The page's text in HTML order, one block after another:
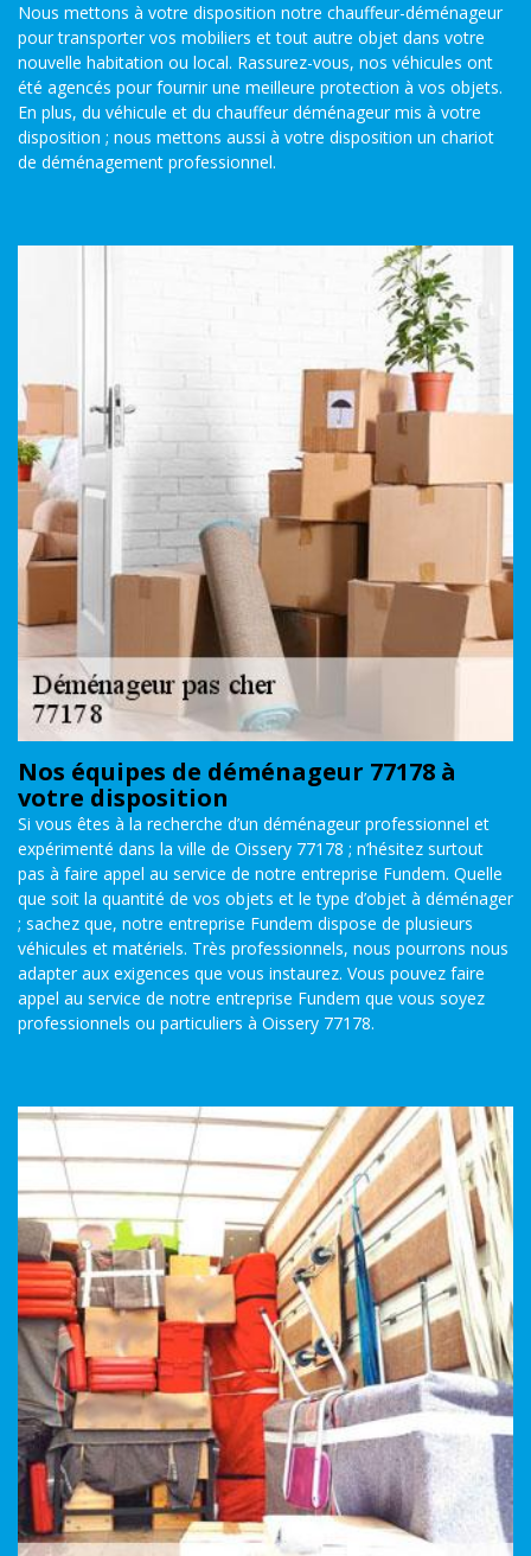
Nous mettons à votre disposition notre chauffeur-déménageur
pour transporter vos mobiliers et tout autre objet dans votre
nouvelle habitation ou local. Rassurez-vous, nos véhicules ont
été agencés pour fournir une meilleure protection à vos objets.
En plus, du véhicule et du chauffeur déménageur mis à votre
disposition ; nous mettons aussi à votre disposition un chariot
de déménagement professionnel.
Nos équipes de déménageur 77178 à
votre disposition
Si vous êtes à la recherche d’un déménageur professionnel et
expérimenté dans la ville de Oissery 77178 ; n’hésitez surtout
pas à faire appel au service de notre entreprise Fundem. Quelle
que soit la quantité de vos objets et le type d’objet à déménager
; sachez que, notre entreprise Fundem dispose de plusieurs
véhicules et matériels. Très professionnels, nous pourrons nous
adapter aux exigences que vous instaurez. Vous pouvez faire
appel au service de notre entreprise Fundem que vous soyez
professionnels ou particuliers à Oissery 77178.